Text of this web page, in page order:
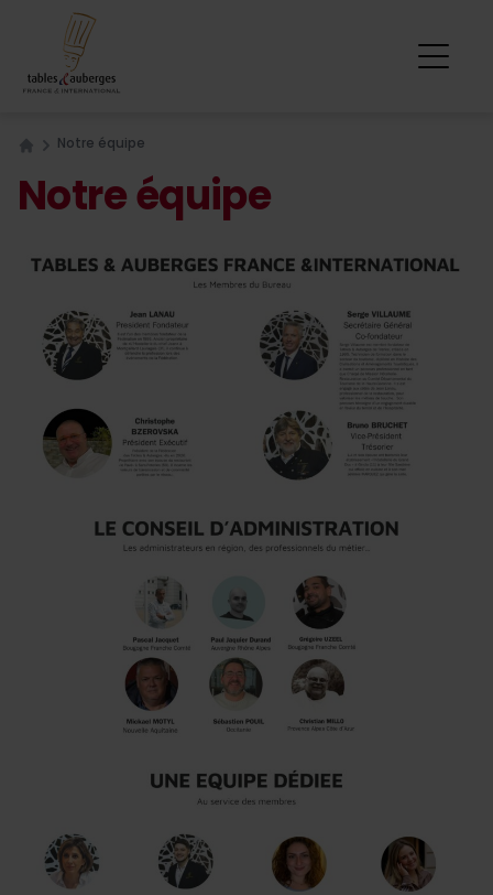
Notre équipe
Notre équipe